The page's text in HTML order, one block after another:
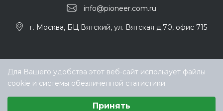
info@pioneer.com.ru
г. Москва, БЦ Вятский, ул. Вятская д.70, офис 715
Для Вашего удобства этот веб-сайт использует файлы
cookie и системы обезличенной статистики.
Принять